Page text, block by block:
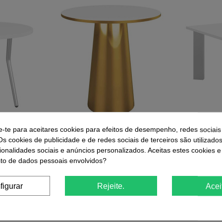
424,66 €
Comprar
te para aceitares cookies para efeitos de desempenho, redes
cookies de publicidade e de redes sociais de terceiros são
sociais e anúncios personalizados. Aceitas estes cookies
de dados pessoais envolvidos?
Rejeite.